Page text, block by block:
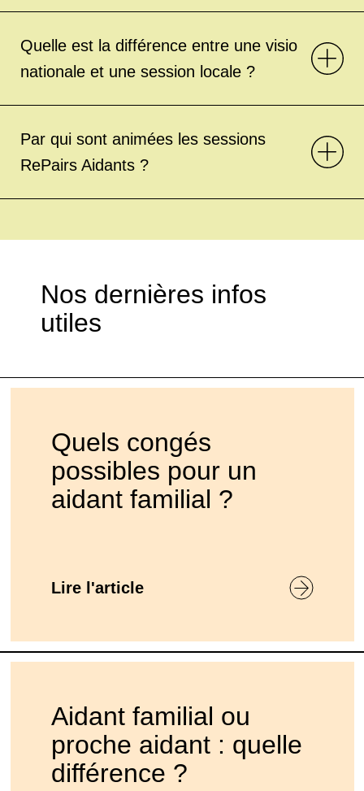
Quelle est la différence entre une visio
nationale et une session locale ?
Par qui sont animées les sessions
RePairs Aidants ?
Nos dernières infos
utiles
Quels congés
possibles pour un
aidant familial ?
Lire l'article
Aidant familial ou
proche aidant : quelle
différence ?